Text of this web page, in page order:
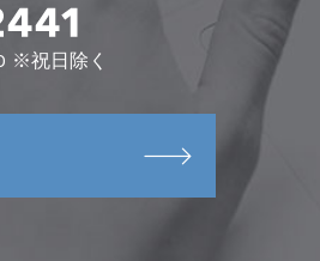
※祝日除く